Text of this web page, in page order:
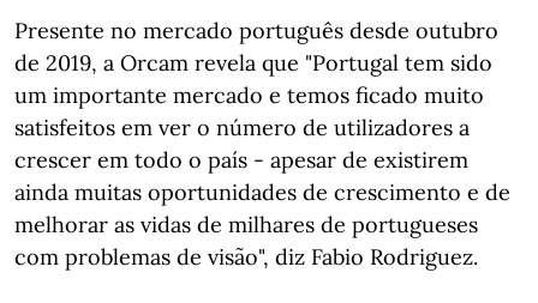
Presente no mercado português desde outubro
de 2019, a Orcam revela que "Portugal tem sido
um importante mercado e temos ficado muito
satisfeitos em ver o número de utilizadores a
crescer em todo o país - apesar de existirem
ainda muitas oportunidades de crescimento e de
melhorar as vidas de milhares de portugueses
com problemas de visão", diz Fabio Rodriguez.